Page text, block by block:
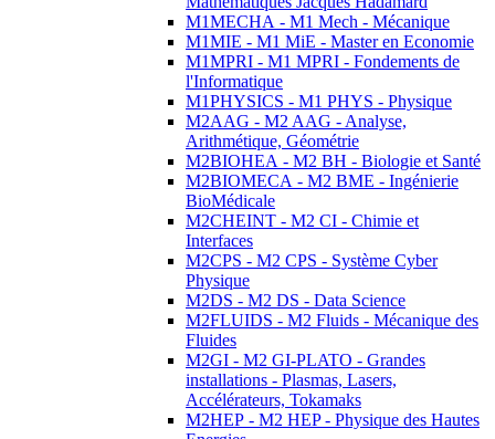
M1MECHA - M1 Mech - Mécanique
M1MIE - M1 MiE - Master en Economie
M1MPRI - M1 MPRI - Fondements de
l'Informatique
M1PHYSICS - M1 PHYS - Physique
M2AAG - M2 AAG - Analyse,
Arithmétique, Géométrie
M2BIOHEA - M2 BH - Biologie et Santé
M2BIOMECA - M2 BME - Ingénierie
BioMédicale
M2CHEINT - M2 CI - Chimie et
Interfaces
M2CPS - M2 CPS - Système Cyber
Physique
M2DS - M2 DS - Data Science
M2FLUIDS - M2 Fluids - Mécanique des
Fluides
M2GI - M2 GI-PLATO - Grandes
installations - Plasmas, Lasers,
Accélérateurs, Tokamaks
M2HEP - M2 HEP - Physique des Hautes